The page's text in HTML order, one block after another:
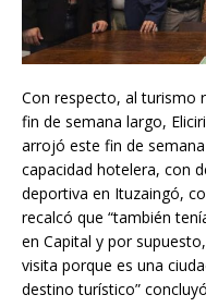
Con respecto, al turismo
fin de semana largo,
arrojó este fin de
capacidad hotelera, con
deportiva en Ituzaingó,
recalcó que “también
en Capital y por
visita porque es una
destino turístico”